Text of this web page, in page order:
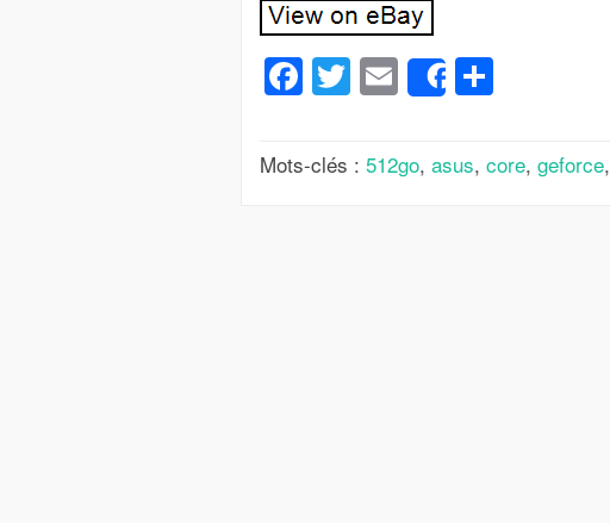
Facebook
Twitter
Email
Share
Mots-clés : 512go, asus, core, geforce,